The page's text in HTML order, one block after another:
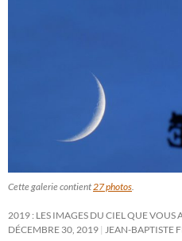
Cette galerie contient27 photos.
2019 : LES IMAGES DU CIEL QUE VOUS
DÉCEMBRE 30, 2019 JEAN-BAPTISTE